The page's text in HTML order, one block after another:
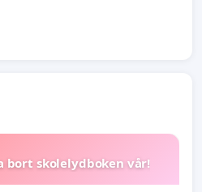
bort skolelydboken vår!